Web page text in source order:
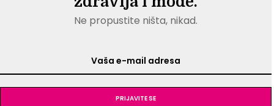
Ne propustite ništa, nikad.
Prijavite se